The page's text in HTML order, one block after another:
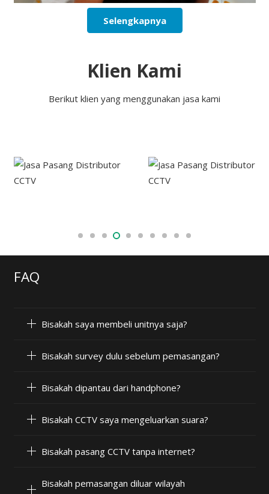
Selengkapnya
Klien Kami
Berikut klien yang menggunakan jasa kami
FAQ
Bisakah saya membeli unitnya saja?
Bisakah survey dulu sebelum pemasangan?
Bisakah dipantau dari handphone?
Bisakah CCTV saya mengeluarkan suara?
Bisakah pasang CCTV tanpa internet?
Bisakah pemasangan diluar wilayah